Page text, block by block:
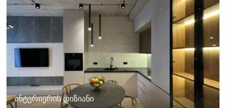
ინტერიერის დიზიანი